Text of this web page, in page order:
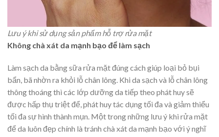
Lưu ý khi sử dụng sản phẩm hỗ trợ rửa mặt
Không chà xát da mạnh bạo để làm sạch
Làm sạch da bằng sữa rửa mặt đúng cách giúp loại bỏ bụi
bẩn, bã nhờn ra khỏi lỗ chân lông. Khi da sạch và lỗ chân lông
thông thoáng thì các lớp dưỡng da tiếp theo phát huy sẽ
được hấp thụ triệt để, phát huy tác dụng tối đa và giảm thiểu
tối đa sự hình thành mụn. Một trong những lưu ý khi rửa mặt
để da luôn đẹp chính là tránh chà xát da mạnh bạo với ý nghĩ